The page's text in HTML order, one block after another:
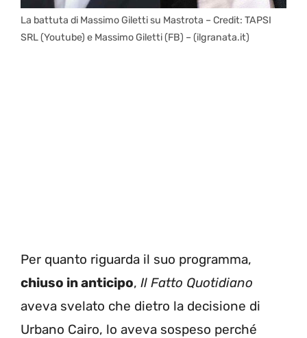
La battuta di Massimo Giletti su Mastrota – Credit: TAPSI
SRL (Youtube) e Massimo Giletti (FB) – (ilgranata.it)
Per quanto riguarda il suo programma,
chiuso in anticipo, Il Fatto Quotidiano
aveva svelato che dietro la decisione di
Urbano Cairo, lo aveva sospeso perché